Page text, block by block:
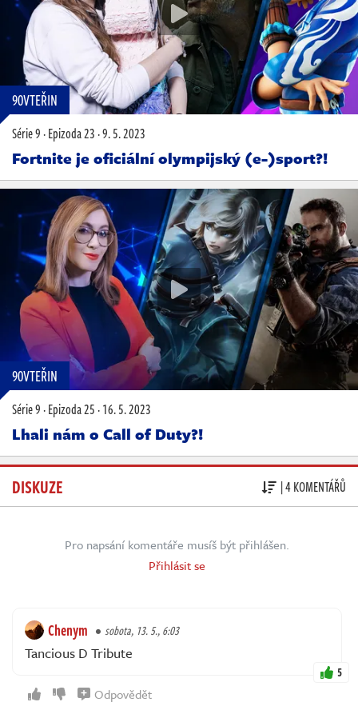
90VTEŘIN
Série 9·Epizoda 23·9. 5. 2023
Fortnite je oficiální olympijský (e-)sport?!
90VTEŘIN
Série 9·Epizoda 25·16. 5. 2023
Lhali nám o Call of Duty?!
DISKUZE | 4 KOMENTÁŘŮ
Pro napsání komentáře musíš být přihlášen.
Přihlásit se
Chenym sobota, 13. 5., 6:03
Tancious D Tribute
5
Odpovědět